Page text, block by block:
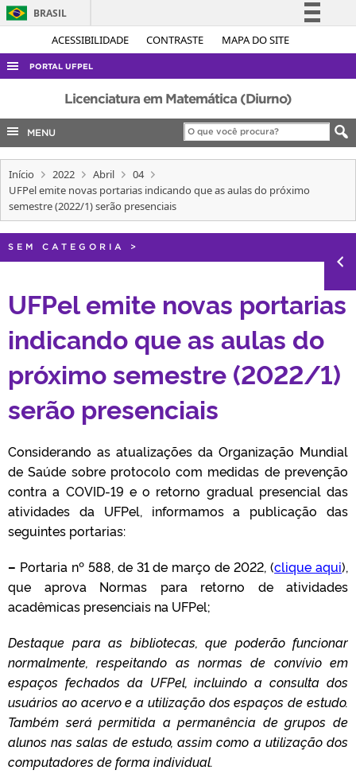
ACESSIBILIDADE CONTRASTE MAPA DO SITE
BRASIL
Simplifique!
Acesso à informação
Legislação
Canais
PORTAL UFPEL
ACESSO À INFORMAÇÃO
AUDITORIA
COBALTO
CONCURSOS
EDITAIS
TELEFONES
Licenciatura em Matemática (Diurno)
MENU
Início 2022 Abril
04
UFPel emite novas portarias indicando que as aulas do próximo
semestre (2022/1) serão presenciais
SEM CATEGORIA >
UFPel emite novas portarias
indicando que as aulas do
próximo semestre (2022/1)
serão presenciais
Considerando as atualizações da Organização Mundial
de Saúde sobre protocolo com medidas de prevenção
contra a COVID-19 e o retorno gradual presencial das
atividades da UFPel, informamos a publicação das
seguintes portarias:
– Portaria nº 588, de 31 de março de 2022, (clique aqui),
que aprova Normas para retorno de atividades
acadêmicas presenciais na UFPel;
Destaque para as bibliotecas, que poderão funcionar
normalmente, respeitando as normas de convívio em
espaços fechados da UFPel, incluindo a consulta dos
usuários ao acervo e a utilização dos espaços de estudo.
Também será permitida a permanência de grupos de
alunos nas salas de estudo, assim como a utilização dos
computadores de forma individual.